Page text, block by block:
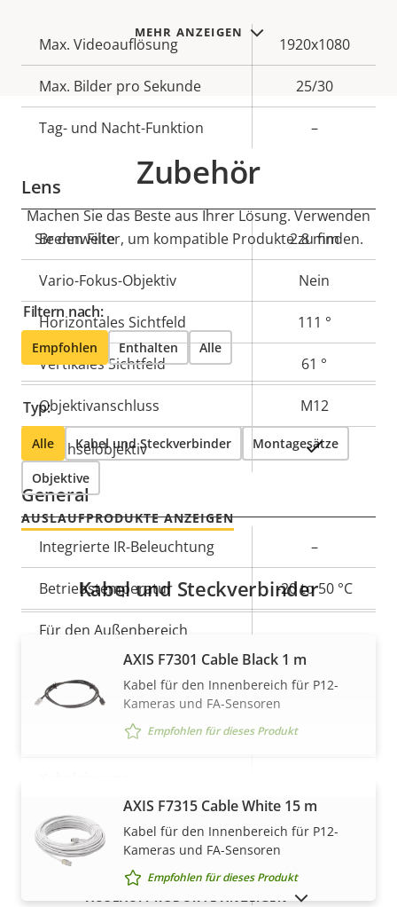
MEHR ANZEIGEN
Eigentumsbeschreibung Eigentumswert
Max. Videoauflösung 1920x1080
Max. Bilder pro Sekunde 25/30
Tag- und Nacht-Funktion –
Lens
Eigentumsbeschreibung Eigentumswert
Brennweite 2.8 mm
Vario-Fokus-Objektiv Nein
Horizontales Sichtfeld 111 °
Vertikales Sichtfeld 61 °
Objektivanschluss M12
Wechselobjektiv Ja
General
Eigentumsbeschreibung Eigentumswert
Integrierte IR-Beleuchtung –
Betriebstemperatur -20 to 50 °C
Für den Außenbereich
IP-Schutzklasse -
Vandalismus-Schutzklasse
Nachlackierungsgeeignet
Gehäusematerial
Plastic
Zubehör
Machen Sie das Beste aus Ihrer Lösung. Verwenden
Sie den Filter, um kompatible Produkte zu finden.
Filtern nach:
Empfohlen Enthalten Alle
Typ:
Alle Kabel und Steckverbinder Montagesätze
Objektive
AUSLAUFPRODUKTE ANZEIGEN
MEHR ANZEIGEN
Kabel und Steckverbinder
AXIS F7301 Cable Black 1 m
Kabel für den Innenbereich für P12-
Kameras und FA-Sensoren
Empfohlen für dieses Produkt
AXIS F7315 Cable White 15 m
Kabel für den Innenbereich für P12-
Kameras und FA-Sensoren
Empfohlen für dieses Produkt
AUSLAUFPRODUKTE ANZEIGEN